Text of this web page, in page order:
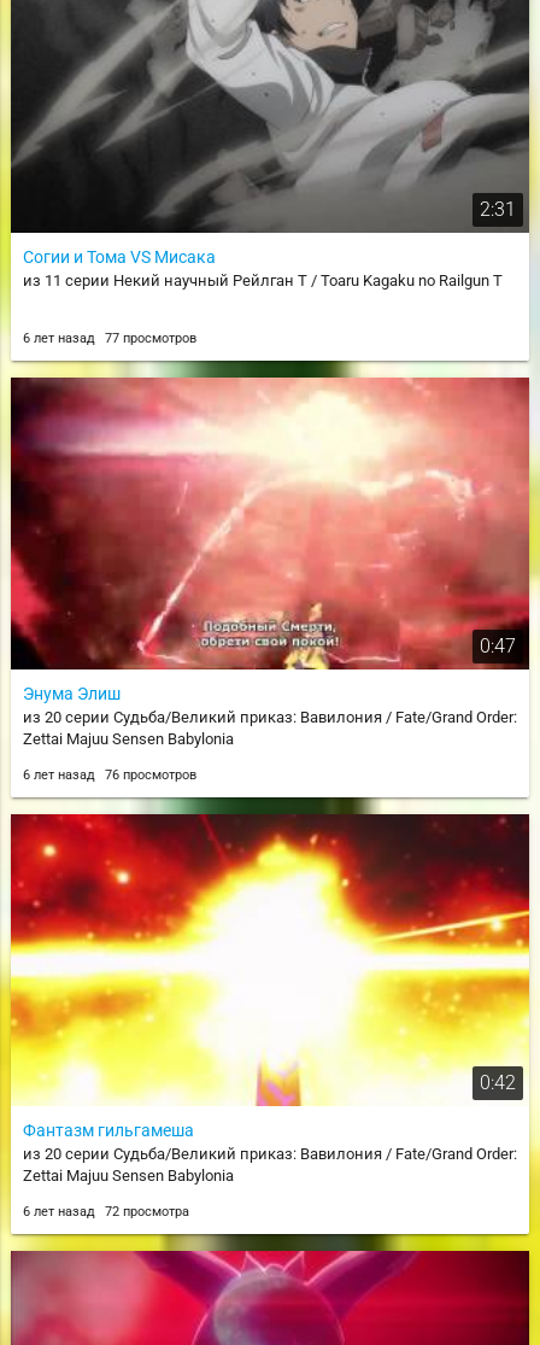
2:31
Согии и Тома VS Мисака
из 11 серии Некий научный Рейлган T / Toaru Kagaku no Railgun T
6 лет назад 77 просмотров
0:47
Энума Элиш
из 20 серии Судьба/Великий приказ: Вавилония / Fate/Grand Order:
Zettai Majuu Sensen Babylonia
6 лет назад 76 просмотров
0:42
Фантазм гильгамеша
из 20 серии Судьба/Великий приказ: Вавилония / Fate/Grand Order:
Zettai Majuu Sensen Babylonia
6 лет назад 72 просмотра